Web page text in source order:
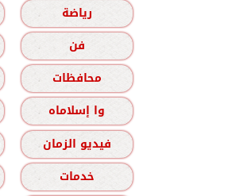
رياضة
فن
محافظات
وا إسلاماه
فيديو الزمان
خدمات